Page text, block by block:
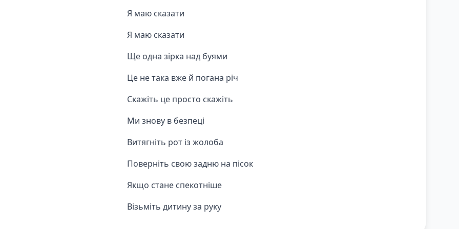
Я маю сказати
Я маю сказати
Ще одна зірка над буями
Це не така вже й погана річ
Скажіть це просто скажіть
Ми знову в безпеці
Витягніть рот із жолоба
Поверніть свою задню на пісок
Якщо стане спекотніше
Візьміть дитину за руку